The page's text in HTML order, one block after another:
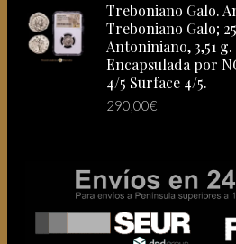
Treboniano Galo.
Treboniano Galo;
Antoniniano, 3,51
Encapsulada por
4/5 Surface 4/5.
290,00€